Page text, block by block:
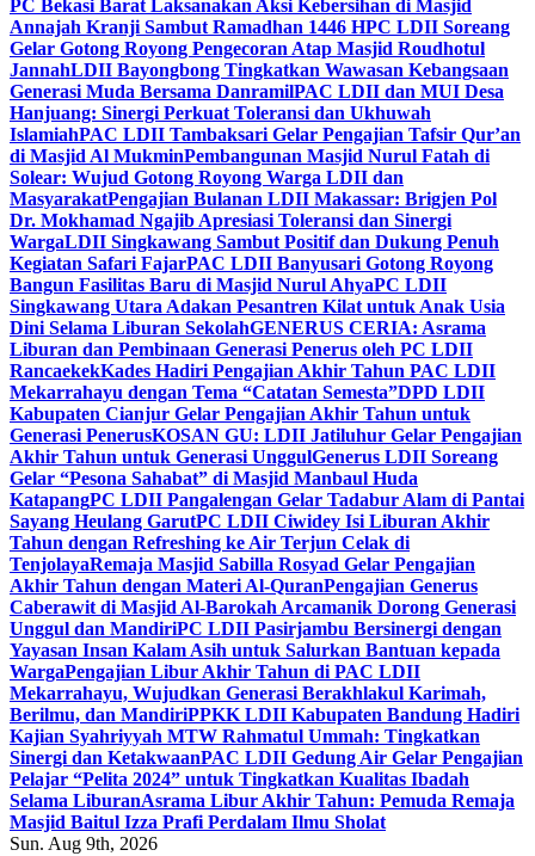
PC Bekasi Barat Laksanakan Aksi Kebersihan di Masjid
Annajah Kranji Sambut Ramadhan 1446 HPC LDII Soreang
Gelar Gotong Royong Pengecoran Atap Masjid Roudhotul
JannahLDII Bayongbong Tingkatkan Wawasan Kebangsaan
Generasi Muda Bersama DanramilPAC LDII dan MUI Desa
Hanjuang: Sinergi Perkuat Toleransi dan Ukhuwah
IslamiahPAC LDII Tambaksari Gelar Pengajian Tafsir Qur’an
di Masjid Al MukminPembangunan Masjid Nurul Fatah di
Solear: Wujud Gotong Royong Warga LDII dan
MasyarakatPengajian Bulanan LDII Makassar: Brigjen Pol
Dr. Mokhamad Ngajib Apresiasi Toleransi dan Sinergi
WargaLDII Singkawang Sambut Positif dan Dukung Penuh
Kegiatan Safari FajarPAC LDII Banyusari Gotong Royong
Bangun Fasilitas Baru di Masjid Nurul AhyaPC LDII
Singkawang Utara Adakan Pesantren Kilat untuk Anak Usia
Dini Selama Liburan SekolahGENERUS CERIA: Asrama
Liburan dan Pembinaan Generasi Penerus oleh PC LDII
RancaekekKades Hadiri Pengajian Akhir Tahun PAC LDII
Mekarrahayu dengan Tema “Catatan Semesta”DPD LDII
Kabupaten Cianjur Gelar Pengajian Akhir Tahun untuk
Generasi PenerusKOSAN GU: LDII Jatiluhur Gelar Pengajian
Akhir Tahun untuk Generasi UnggulGenerus LDII Soreang
Gelar “Pesona Sahabat” di Masjid Manbaul Huda
KatapangPC LDII Pangalengan Gelar Tadabur Alam di Pantai
Sayang Heulang GarutPC LDII Ciwidey Isi Liburan Akhir
Tahun dengan Refreshing ke Air Terjun Celak di
TenjolayaRemaja Masjid Sabilla Rosyad Gelar Pengajian
Akhir Tahun dengan Materi Al-QuranPengajian Generus
Caberawit di Masjid Al-Barokah Arcamanik Dorong Generasi
Unggul dan MandiriPC LDII Pasirjambu Bersinergi dengan
Yayasan Insan Kalam Asih untuk Salurkan Bantuan kepada
WargaPengajian Libur Akhir Tahun di PAC LDII
Mekarrahayu, Wujudkan Generasi Berakhlakul Karimah,
Berilmu, dan MandiriPPKK LDII Kabupaten Bandung Hadiri
Kajian Syahriyyah MTW Rahmatul Ummah: Tingkatkan
Sinergi dan KetakwaanPAC LDII Gedung Air Gelar Pengajian
Pelajar “Pelita 2024” untuk Tingkatkan Kualitas Ibadah
Selama LiburanAsrama Libur Akhir Tahun: Pemuda Remaja
Masjid Baitul Izza Prafi Perdalam Ilmu Sholat
Sun. Aug 9th, 2026